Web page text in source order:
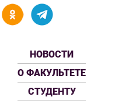
НОВОСТИ
О ФАКУЛЬТЕТЕ
СТУДЕНТУ